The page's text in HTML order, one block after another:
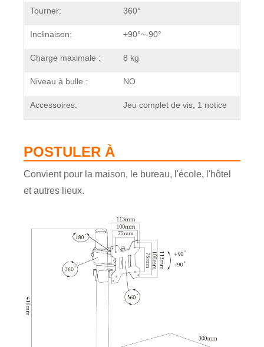
Tourner: 360°
Inclinaison: +90°~-90°
Charge maximale : 8 kg
Niveau à bulle : NO
Accessoires: Jeu complet de vis, 1 notice
POSTULER À
Convient pour la maison, le bureau, l'école, l'hôtel
et autres lieux.
SOUMETTRE UNE DEMANDE